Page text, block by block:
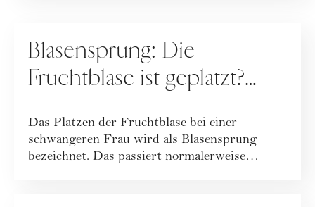
Blasensprung: Die
Fruchtblase ist geplatzt?
Was ist zu tun?
Das Platzen der Fruchtblase bei einer
schwangeren Frau wird als Blasensprung
bezeichnet. Das passiert normalerweise